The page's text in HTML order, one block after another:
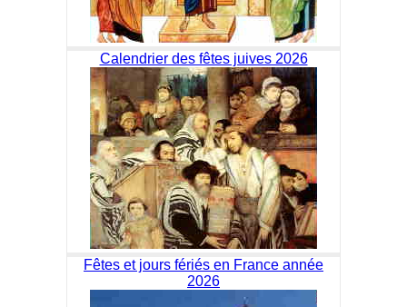
Calendrier des fêtes juives 2026
Fêtes et jours fériés en France année
2026